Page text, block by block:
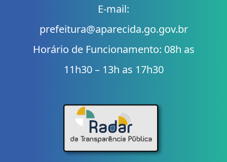
E-mail:
prefeitura@aparecida.go.gov.br
Horário de Funcionamento: 08h as
11h30 – 13h as 17h30